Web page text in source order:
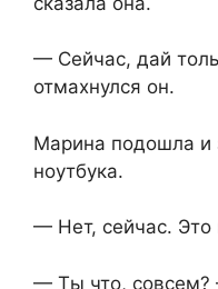
— Сейчас, дай
отмахнулся он.
Марина подошла и
ноутбука.
— Нет, сейчас. Это
— Ты что,